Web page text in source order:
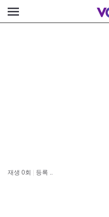
재생 0회 등록 ..